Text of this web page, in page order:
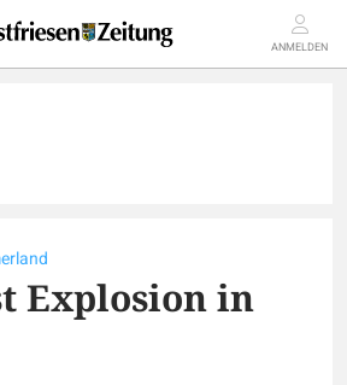
ANMELDEN
Explosion in